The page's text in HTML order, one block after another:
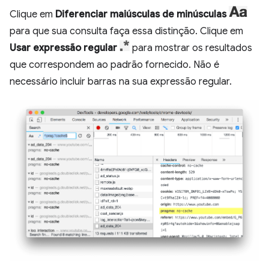
Clique em Diferenciar maiúsculas de minúsculas
para que sua consulta faça essa distinção. Clique em
Usar expressão regular
para mostrar os resultados
que correspondem ao padrão fornecido. Não é
necessário incluir barras na sua expressão regular.